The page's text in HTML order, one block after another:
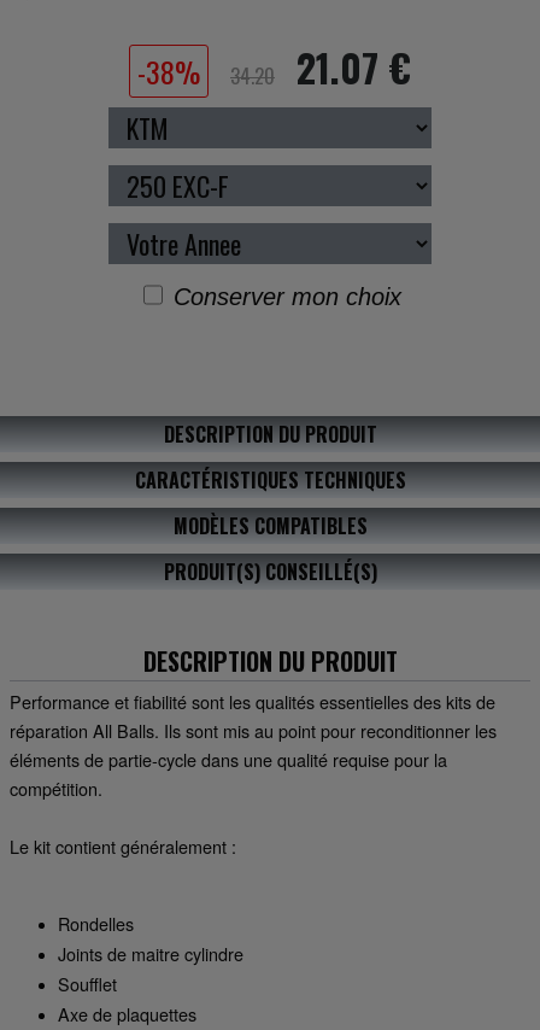
-38% 34.20 21.07 €
Conserver mon choix
DESCRIPTION DU PRODUIT
CARACTÉRISTIQUES TECHNIQUES
MODÈLES COMPATIBLES
PRODUIT(S) CONSEILLÉ(S)
DESCRIPTION DU PRODUIT
Performance et fiabilité sont les qualités essentielles des kits de
réparation All Balls. Ils sont mis au point pour reconditionner les
éléments de partie-cycle dans une qualité requise pour la
compétition.
Le kit contient généralement :
Rondelles
Joints de maitre cylindre
Soufflet
Axe de plaquettes